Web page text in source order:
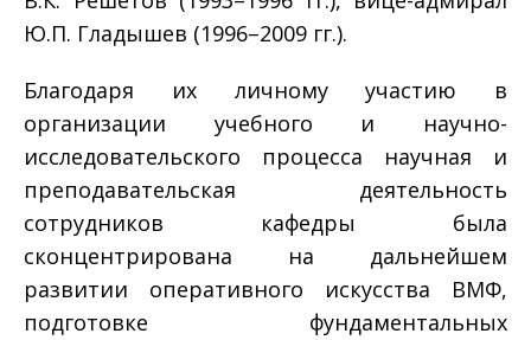
Ю.П. Гладышев (1996–2009 гг.).
Благодаря их личному участию в
организации учебного и научно-
исследовательского процесса научная и
преподавательская деятельность
сотрудников кафедры была
сконцентрирована на дальнейшем
развитии оперативного искусства ВМФ,
подготовке фундаментальных